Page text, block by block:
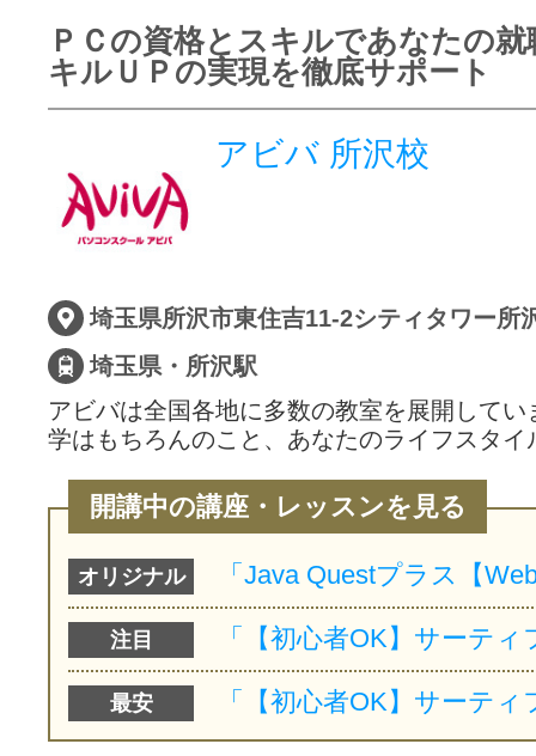
グッドスク
掲載のお問
ＰＣの資格とスキルであなたの就
キルＵＰの実現を徹底サポート
アビバ 所沢校
埼玉県所沢市東住吉11-2シティタワー所
埼玉県・所沢駅
アビバは全国各地に多数の教室を展開してい
学はもちろんのこと、あなたのライフスタ
開講中の講座・レッスンを見る
オリジナル
注目
最安